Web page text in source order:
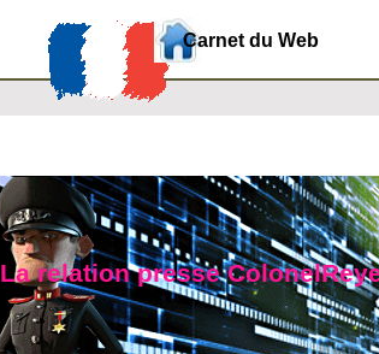
Carnet du Web
La relation presse